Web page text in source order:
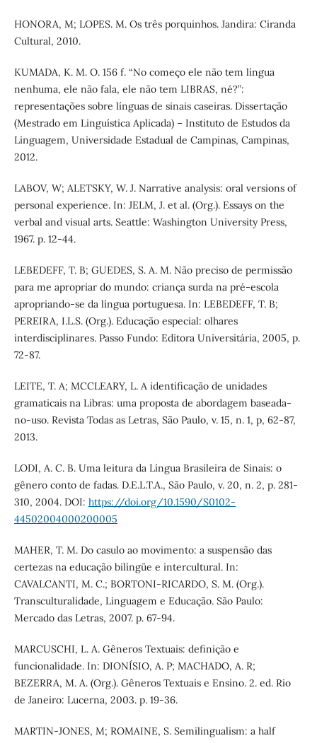
HONORA, M; LOPES. M. Os três porquinhos. Jandira: Ciranda
Cultural, 2010.
KUMADA, K. M. O. 156 f. “No começo ele não tem língua
nenhuma, ele não fala, ele não tem LIBRAS, né?”:
representações sobre línguas de sinais caseiras. Dissertação
(Mestrado em Linguística Aplicada) – Instituto de Estudos da
Linguagem, Universidade Estadual de Campinas, Campinas,
2012.
LABOV, W; ALETSKY, W. J. Narrative analysis: oral versions of
personal experience. In: JELM, J. et al. (Org.). Essays on the
verbal and visual arts. Seattle: Washington University Press,
1967. p. 12-44.
LEBEDEFF, T. B; GUEDES, S. A. M. Não preciso de permissão
para me apropriar do mundo: criança surda na pré-escola
apropriando-se da língua portuguesa. In: LEBEDEFF, T. B;
PEREIRA, I.L.S. (Org.). Educação especial: olhares
interdisciplinares. Passo Fundo: Editora Universitária, 2005, p.
72-87.
LEITE, T. A; MCCLEARY, L. A identificação de unidades
gramaticais na Libras: uma proposta de abordagem baseada-
no-uso. Revista Todas as Letras, São Paulo, v. 15, n. 1, p, 62-87,
2013.
LODI, A. C. B. Uma leitura da Língua Brasileira de Sinais: o
gênero conto de fadas. D.E.L.T.A., São Paulo, v. 20, n. 2, p. 281-
310, 2004. DOI: https://doi.org/10.1590/S0102-
44502004000200005
MAHER, T. M. Do casulo ao movimento: a suspensão das
certezas na educação bilíngüe e intercultural. In:
CAVALCANTI, M. C.; BORTONI-RICARDO, S. M. (Org.).
Transculturalidade, Linguagem e Educação. São Paulo:
Mercado das Letras, 2007. p. 67-94.
MARCUSCHI, L. A. Gêneros Textuais: definição e
funcionalidade. In: DIONÍSIO, A. P; MACHADO, A. R;
BEZERRA, M. A. (Org.). Gêneros Textuais e Ensino. 2. ed. Rio
de Janeiro: Lucerna, 2003. p. 19-36.
MARTIN-JONES, M; ROMAINE, S. Semilingualism: a half